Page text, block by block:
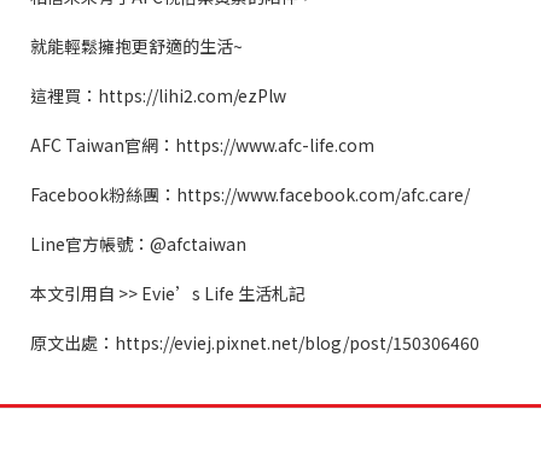
就能輕鬆擁抱更舒適的生活~
這裡買： https://lihi2.com/ezPlw
AFC Taiwan官網： https://www.afc-life.com
Facebook粉絲團： https://www.facebook.com/afc.care/
Line官方帳號： @afctaiwan
本文引用自 >> Evie’ s Life 生活札記
原文出處： https://eviej.pixnet.net/blog/post/150306460